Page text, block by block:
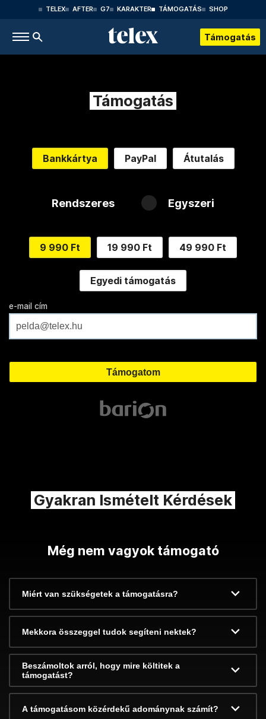
TELEX AFTER G7 KARAKTER TÁMOGATÁS SHOP
Támogatás
Támogatás
Bankkártya PayPal Átutalás
Rendszeres Egyszeri
9 990 Ft 19 990 Ft 49 990 Ft
Egyedi támogatás
e-mail cím
Gyakran Ismételt Kérdések
Még nem vagyok támogató
Miért van szükségetek a támogatásra?
Mekkora összeggel tudok segíteni nektek?
Beszámoltok arról, hogy mire költitek a
támogatást?
A támogatásom közérdekű adománynak számít?